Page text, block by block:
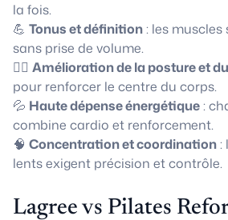
la fois.
💪 Tonus et définition: les
sans prise de volume.
🧘‍♀️ Amélioration de la posture et
pour renforcer le centre du corps.
💦 Haute dépense énergétique:
combine cardio et renforcement.
🧠 Concentration et coordination:
lents exigent précision et contrôle.
Lagree vs Pilates